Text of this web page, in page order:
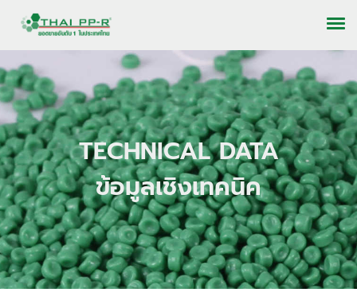
TECHNICAL DATA
ข้อมูลเชิงเทคนิค